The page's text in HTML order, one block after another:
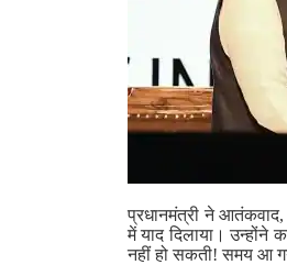
प्रधानमंत्री ने
में याद दिलाया। उन्होंने
नहीं हो सकती! समय आ